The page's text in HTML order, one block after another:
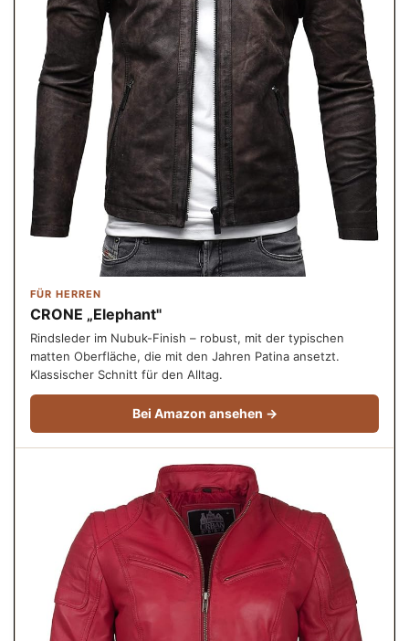
FÜR HERREN
CRONE „Elephant"
Rindsleder im Nubuk-Finish – robust, mit der typischen
matten Oberfläche, die mit den Jahren Patina ansetzt.
Klassischer Schnitt für den Alltag.
Bei Amazon ansehen →